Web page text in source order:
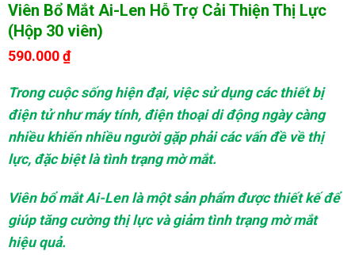
Viên Bổ Mắt Ai-Len Hỗ Trợ Cải Thiện Thị Lực
(Hộp 30 viên)
590.000₫
Trong cuộc sống hiện đại, việc sử dụng các thiết bị
điện tử như máy tính, điện thoại di động ngày càng
nhiều khiến nhiều người gặp phải các vấn đề về thị
lực, đặc biệt là tình trạng mờ mắt.
Viên bổ mắt Ai-Len là một sản phẩm được thiết kế để
giúp tăng cường thị lực và giảm tình trạng mờ mắt
hiệu quả.